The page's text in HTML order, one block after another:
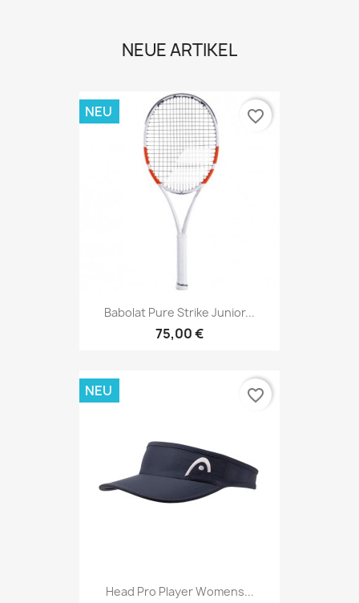
NEUE ARTIKEL
Babolat Pure Strike Junior...
75,00 €
NEU favorite_border
Head Pro Player Womens...
NEU favorite_border